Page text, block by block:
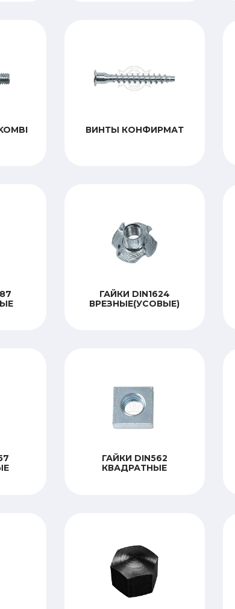
ВИНТЫ КОНФИРМАТ
ГАЙКИ DIN1624
ВРЕЗНЫЕ(УСОВЫЕ)
ГАЙКИ DIN562
КВАДРАТНЫЕ